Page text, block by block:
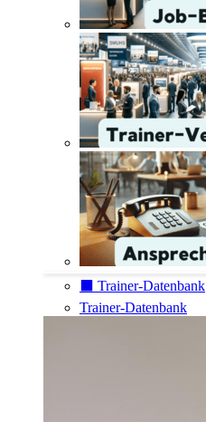
⬛️ Trainer-Datenbank
Trainer-Datenbank